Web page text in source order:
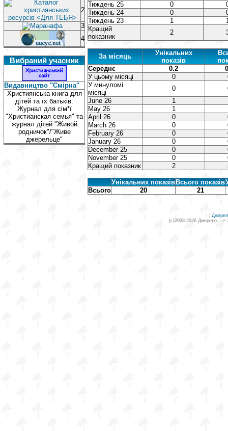
2
3
4
Вибраний учасник
Видавництво "Смірна"
Християнська книга для
дітей та їх батьків.
Журнал для сім*ї
"Христианская семья" та
журнал дітей "Живой
родничок"/"Живе
джерельце"
Тиждень 25
0
Тиждень 24
0
Тиждень 23
1
Кращий
показник
2
За місяць
Унікальних
показів
Середнє
0.2
У цьому місяці
0
У минуломі
місяці
0
June 26
1
May 26
1
April 26
0
March 26
0
February 26
0
January 26
0
December 25
0
November 25
0
Кращий показник
2
Унікальних показів Всього показів
Всього
20 21
(c)2008-2026 Джерело - ->